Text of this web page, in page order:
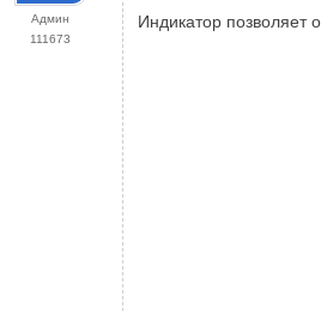
Админ
111673
Индикатор позволяет